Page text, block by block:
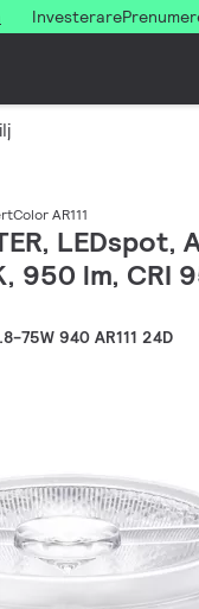
Investerare
AR111
LEDspot,
950 lm, CRI
75W 940 AR111 24D